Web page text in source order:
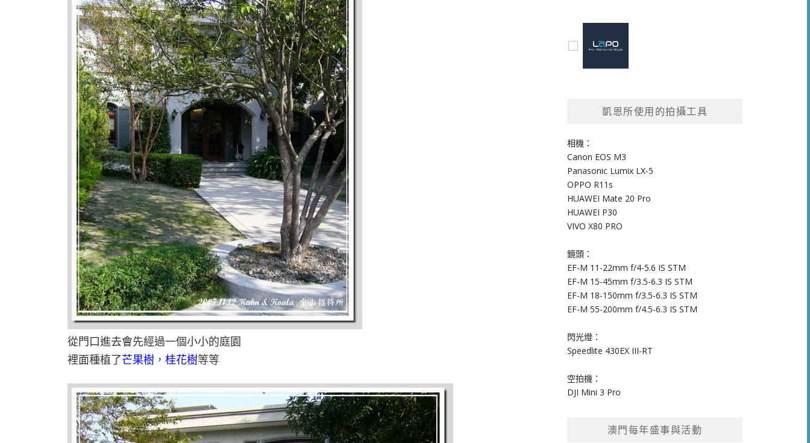
從門口進去會先經過一個小小的庭園
裡面種植了芒果樹 ， 桂花樹等等
凱恩所使用的拍攝工具
相機：
Canon EOS M3
Panasonic Lumix LX-5
OPPO R11s
HUAWEI Mate 20 Pro
HUAWEI P30
VIVO X80 PRO
鏡頭：
EF-M 11-22mm f/4-5.6 IS STM
EF-M 15-45mm f/3.5-6.3 IS STM
EF-M 18-150mm f/3.5-6.3 IS STM
EF-M 55-200mm f/4.5-6.3 IS STM
閃光燈：
Speedlite 430EX III-RT
空拍機：
DJI Mini 3 Pro
澳門每年盛事與活動